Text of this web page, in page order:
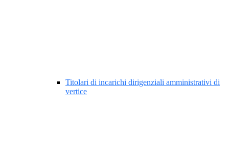
Titolari di incarichi dirigenziali amministrativi di
vertice